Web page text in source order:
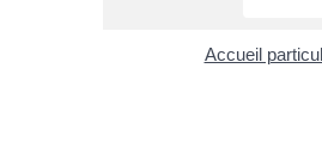
Accueil